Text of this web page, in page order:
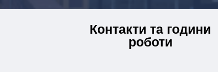
Контакти та години
роботи